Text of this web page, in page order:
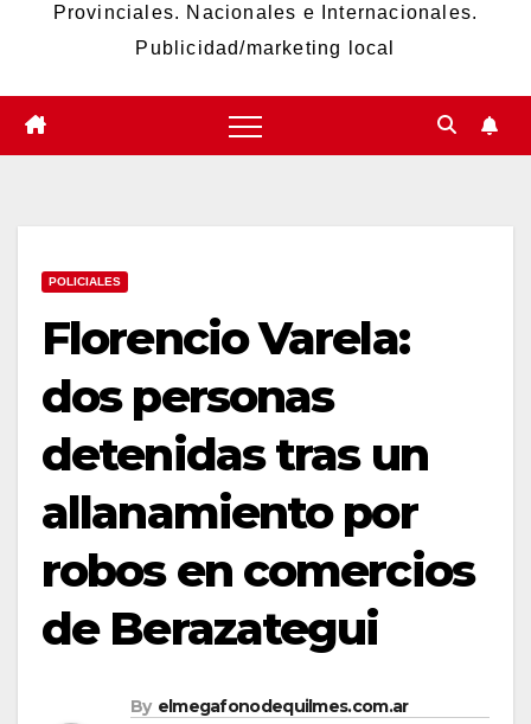
Provinciales. Nacionales e Internacionales.
Publicidad/marketing local
POLICIALES
Florencio Varela:
dos personas
detenidas tras un
allanamiento por
robos en comercios
de Berazategui
By elmegafonodequilmes.com.ar